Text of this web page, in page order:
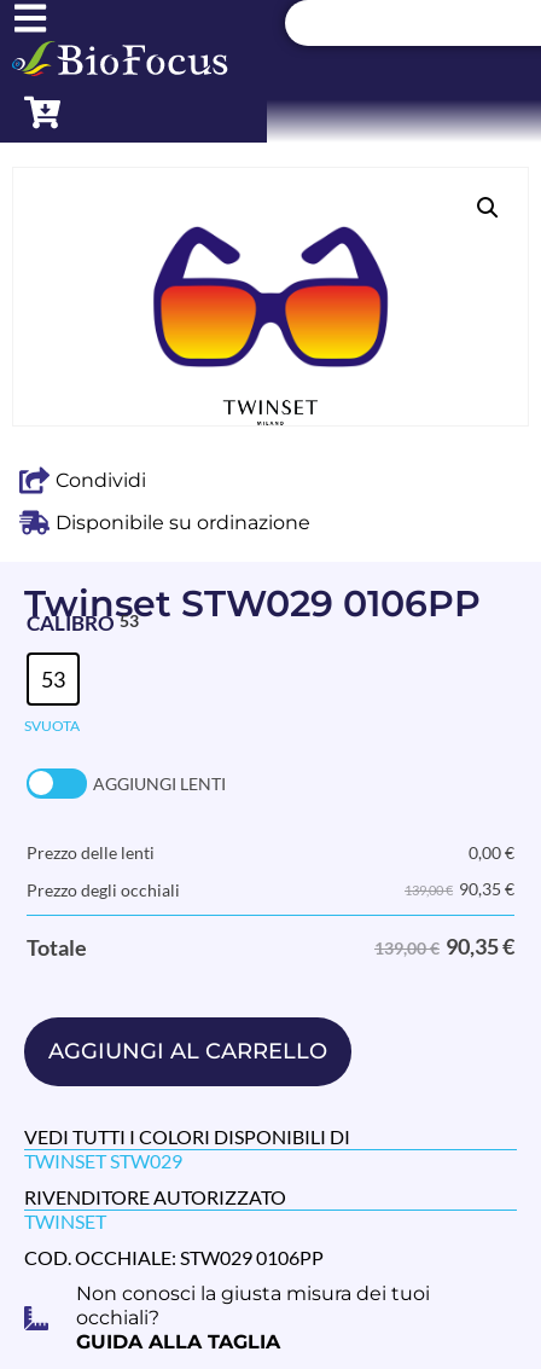
Condividi
Disponibile su ordinazione
Twinset STW029 0106PP
CALIBRO 53
53
SVUOTA
AGGIUNGI LENTI
Prezzo delle lenti 0,00€
Prezzo degli occhiali
139,00 € 90,35 €
Totale 139,00 € 90,35€
AGGIUNGI AL CARRELLO
VEDI TUTTI I COLORI DISPONIBILI DI
TWINSET STW029
RIVENDITORE AUTORIZZATO
TWINSET
COD. OCCHIALE: STW029 0106PP
Non conosci la giusta misura dei tuoi
occhiali?
GUIDA ALLA TAGLIA